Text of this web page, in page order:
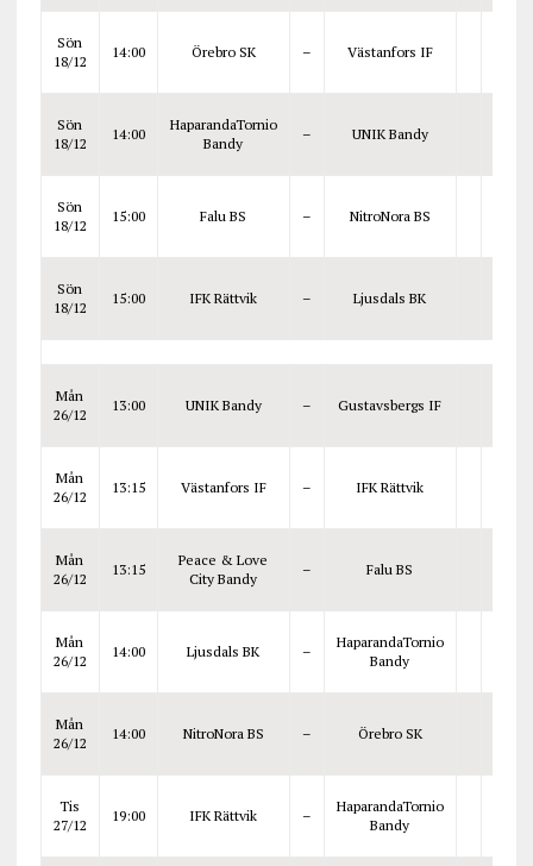
Sön
18/12
14:00 Örebro SK – Västanfors IF
Sön
18/12
14:00
HaparandaTornio
Bandy
– UNIK Bandy
Sön
18/12
15:00 Falu BS – NitroNora BS
Sön
18/12
15:00 IFK Rättvik – Ljusdals BK
Mån
26/12
13:00 UNIK Bandy – Gustavsbergs IF
Mån
26/12
13:15 Västanfors IF – IFK Rättvik
Mån
26/12
13:15
Peace & Love
City Bandy
– Falu BS
Mån
26/12
14:00 Ljusdals BK –
HaparandaTornio
Bandy
Mån
26/12
14:00 NitroNora BS – Örebro SK
Tis
27/12
19:00 IFK Rättvik –
HaparandaTornio
Bandy